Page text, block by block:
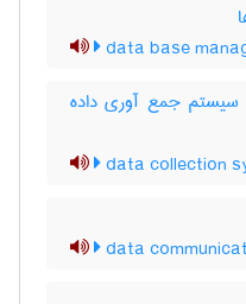
data base
جمع آوری داده
data collection
data